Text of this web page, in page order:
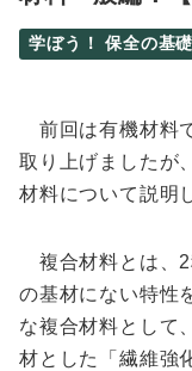
学ぼう！ 保全の基礎
前回は有機材料
取り上げましたが
材料について説明
複合材料とは、2
の基材にない特性
な複合材料として
材とした「繊維強